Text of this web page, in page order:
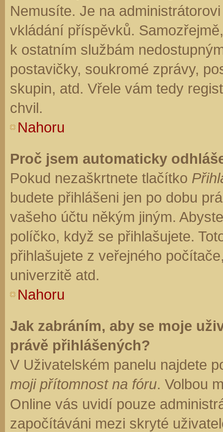
Nemusíte. Je na
vkládání příspěvků.
k ostatním službám
postavičky, soukromé zprávy,
skupin, atd. Vřele vám tedy
chvil.
Nahoru
Proč jsem automaticky
Pokud nezaškrtnete tlačítko
budete přihlášeni jen po dobu
vašeho účtu někým jiným.
políčko, když se přihlašujete.
přihlašujete z veřejného
univerzitě atd.
Nahoru
Jak zabráním, aby se moje
právě přihlášených?
V Uživatelském panelu najdete
moji přítomnost na fóru. Volbou
Online vás uvidí pouze
započítáváni mezi skryté